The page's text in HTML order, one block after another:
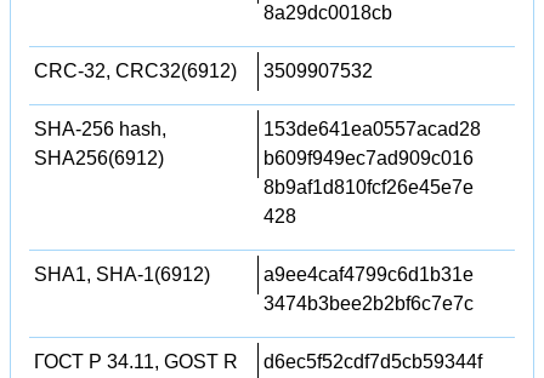
8a29dc0018cb
CRC-32, CRC32(6912) 3509907532
SHA-256 hash,
SHA256(6912)
153de641ea0557acad28
b609f949ec7ad909c016
8b9af1d810fcf26e45e7e
428
SHA1, SHA-1(6912)
a9ee4caf4799c6d1b31e
3474b3bee2b2bf6c7e7c
ГОСТ Р 34.11, GOST R
d6ec5f52cdf7d5cb59344f